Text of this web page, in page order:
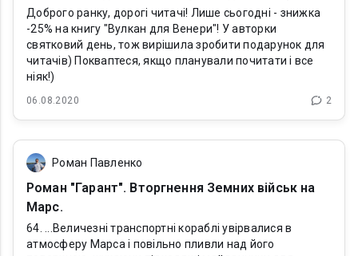
Доброго ранку, дорогі читачі! Лише сьогодні - знижка
-25% на книгу "Вулкан для Венери"! У авторки
святковий день, тож вирішила зробити подарунок для
читачів) Покваптеся, якщо планували почитати і все
06.08.2020 2
Роман Павленко
Роман "Гарант". Вторгнення Земних військ на
Марс.
64. ...Величезні транспортні кораблі увірвалися в
атмосферу Марса і повільно пливли над його